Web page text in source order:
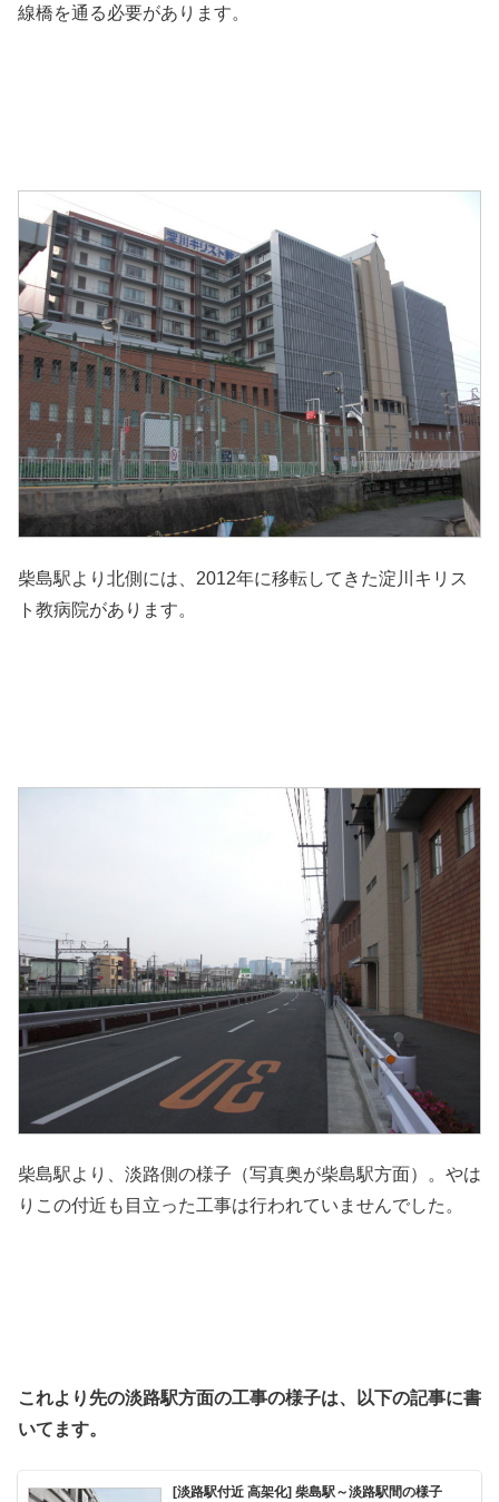
線橋を通る必要があります。
柴島駅より北側には、2012年に移転してきた淀川キリス
ト教病院があります。
柴島駅より、淡路側の様子（写真奥が柴島駅方面）。やは
りこの付近も目立った工事は行われていませんでした。
これより先の淡路駅方面の工事の様子は、以下の記事に書
いてます。
[淡路駅付近 高架化] 柴島駅～淡路駅間の様子